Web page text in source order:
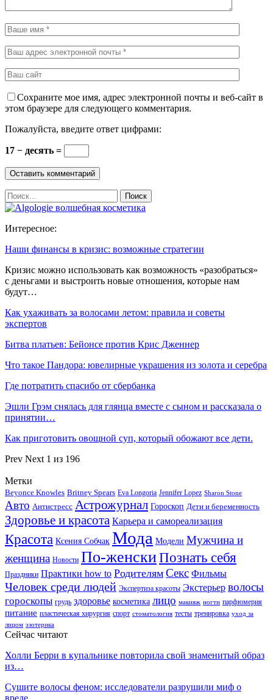
Сохраните мое имя, адрес электронной почты и веб-сайт в
этом браузере для следующего комментария.
Пожалуйста, введите ответ цифрами:
17 − десять =
Интересное:
Наши финансы в кризис: возможные стратегии
Кризис можно использовать как возможность «разобраться»
с деньгами и выстроить новые отношения, которые нам
будут…
Как ухаживать за волосами летом: правила и советы
экспертов
Битва платьев: Бейонсе против Крис Дженнер
Что такое Пандора: ювелирные украшения из золота и серебра
Где потратить спасибо от сбербанка
Эшли Грэм снялась для глянца вместе с сыном и рассказала о
принятии…
Как приготовить овощной суп, который обожают все дети.
Prev Next 1 из 196
Метки
Beyonce Knowles Britney Spears Eva Longoria Jennifer Lopez Sharon Stone
Авто Антистресс Астрожурнал Гороскоп Дети и беременность
Здоровье и красота Карьера и самореализация
Красота Ксения Собчак Мода Модели Мужчина и
женщина Новости По-женскиПознать себя
Праздники Практики how to Родителям Секс Фильмы
Человек среди людей Экспертиза красоты Экстерьер волосы
гороскопы грудь здоровье косметика лицо макияж ногти парфюмерия
питание пластическая хирургия спорт стоматология тесты тренировка уход за
лицом эзотерика
Сейчас читают
Холли Берри в купальнике повторила свой знаменитый образ
из…
Сушите волосы феном: исследователи разрушили миф о
вреде…